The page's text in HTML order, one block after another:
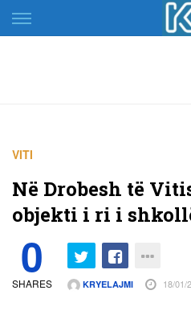
Skip
to
VITI
Në Drobesh të
objekti i ri i
0
SHARES KRYELAJMI 18/01/